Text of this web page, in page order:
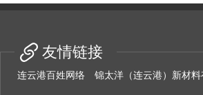
友情链接
连云港百姓网络 锦太洋（连云港）新材料